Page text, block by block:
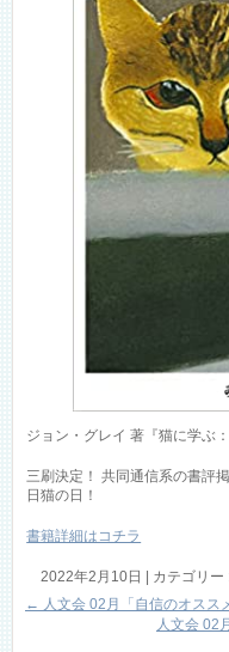
ジョン・グレイ 著『猫に学ぶ
三刷決定！ 共同通信系の書評
日猫の日！
書籍詳細はコチラ
2022年2月10日 カテゴリー
← 人文会 02月「自信のオスス
人文会 02